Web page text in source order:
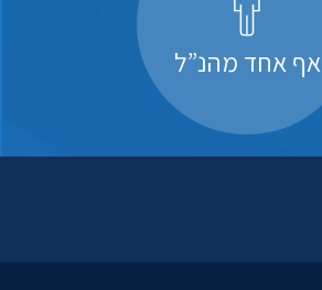
אף אחד מהנ”ל